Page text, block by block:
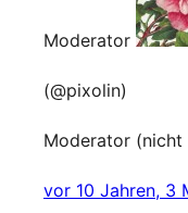
Moderator
(@pixolin)
Moderator (nicht
vor 10 Jahren, 3